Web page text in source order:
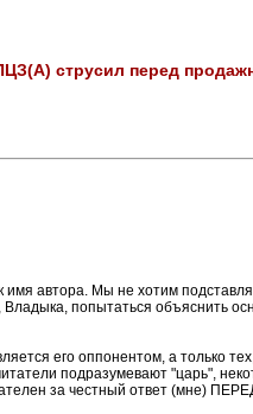
струсил перед
автора. Мы не хотим
попытаться объяснить
его оппонентом, а только
подразумевают "царь",
за честный ответ (мне)